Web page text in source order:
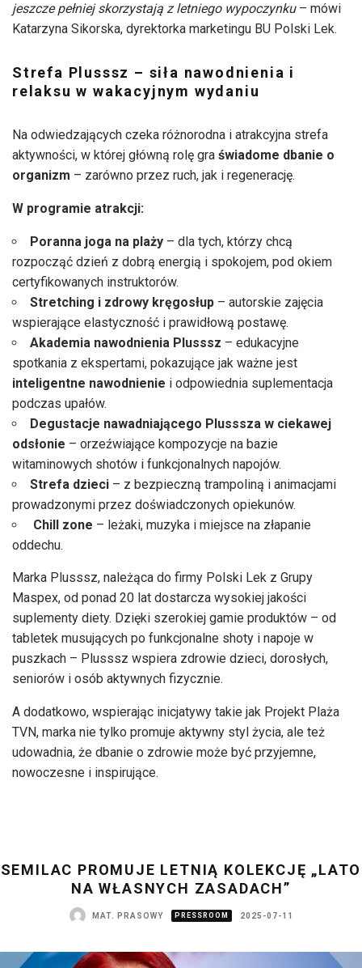
jeszcze pełniej skorzystają z letniego wypoczynku– mówi
Katarzyna Sikorska, dyrektorka marketingu BU Polski Lek.
Strefa Plusssz – siła nawodnienia i
relaksu w wakacyjnym wydaniu
Na odwiedzających czeka różnorodna i atrakcyjna strefa
aktywności, w której główną rolę gra świadome dbanie o
organizm – zarówno przez ruch, jak i regenerację.
W programie atrakcji:
Poranna joga na plaży – dla tych, którzy chcą
rozpocząć dzień z dobrą energią i spokojem, pod okiem
certyfikowanych instruktorów.
Stretching i zdrowy kręgosłup – autorskie zajęcia
wspierające elastyczność i prawidłową postawę.
Akademia nawodnienia Plusssz – edukacyjne
spotkania z ekspertami, pokazujące jak ważne jest
inteligentne nawodnienie i odpowiednia suplementacja
podczas upałów.
Degustacje nawadniającego Plusssza w ciekawej
odsłonie – orzeźwiające kompozycje na bazie
witaminowych shotów i funkcjonalnych napojów.
Strefa dzieci – z bezpieczną trampoliną i animacjami
prowadzonymi przez doświadczonych opiekunów.
Chill zone – leżaki, muzyka i miejsce na złapanie
oddechu.
Marka Plusssz, należąca do firmy Polski Lek z Grupy
Maspex, od ponad 20 lat dostarcza wysokiej jakości
suplementy diety. Dzięki szerokiej gamie produktów – od
tabletek musujących po funkcjonalne shoty i napoje w
puszkach – Plusssz wspiera zdrowie dzieci, dorosłych,
seniorów i osób aktywnych fizycznie.
A dodatkowo, wspierając inicjatywy takie jak Projekt Plaża
TVN, marka nie tylko promuje aktywny styl życia, ale też
udowadnia, że dbanie o zdrowie może być przyjemne,
nowoczesne i inspirujące.
SEMILAC PROMUJE LETNIĄ KOLEKCJĘ „LATO
NA WŁASNYCH ZASADACH”
MAT. PRASOWY PRESSROOM 2025-07-11